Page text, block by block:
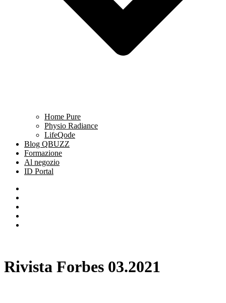
Home Pure
Physio Radiance
LifeQode
Blog QBUZZ
Formazione
Al negozio
ID Portal
Rivista Forbes 03.2021